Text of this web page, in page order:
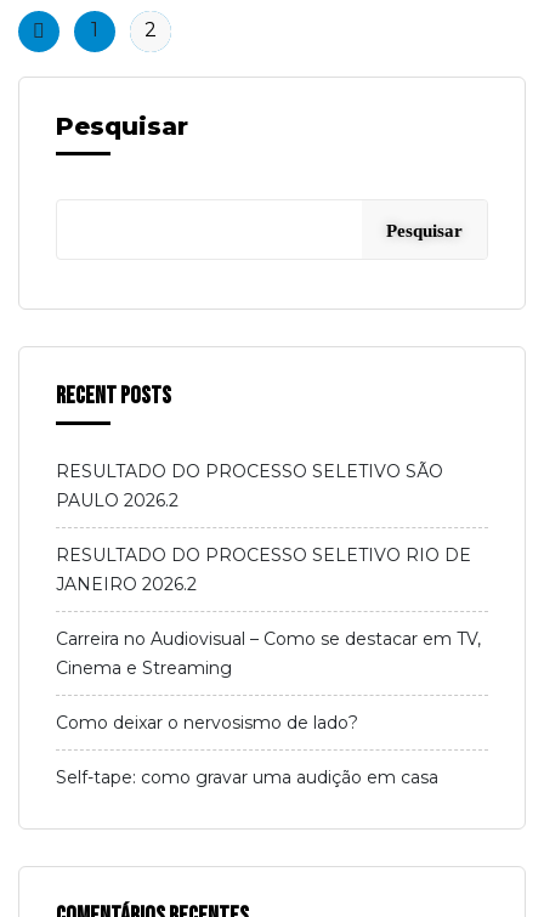
1 2
Pesquisar
Pesquisar
Recent Posts
RESULTADO DO PROCESSO SELETIVO SÃO
PAULO 2026.2
RESULTADO DO PROCESSO SELETIVO RIO DE
JANEIRO 2026.2
Carreira no Audiovisual – Como se destacar em TV,
Cinema e Streaming
Como deixar o nervosismo de lado?
Self-tape: como gravar uma audição em casa